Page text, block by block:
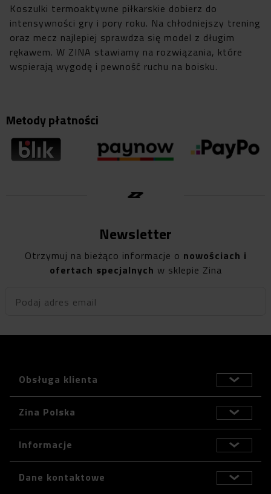
Koszulki termoaktywne piłkarskie dobierz do
intensywności gry i pory roku. Na chłodniejszy trening
oraz mecz najlepiej sprawdza się model z długim
rękawem. W ZINA stawiamy na rozwiązania, które
wspierają wygodę i pewność ruchu na boisku.
Metody płatności
Newsletter
Otrzymuj na bieżąco informacje o nowościach i
ofertach specjalnych w sklepie Zina
Podaj adres email
Obsługa klienta
Zina Polska
Informacje
Dane kontaktowe